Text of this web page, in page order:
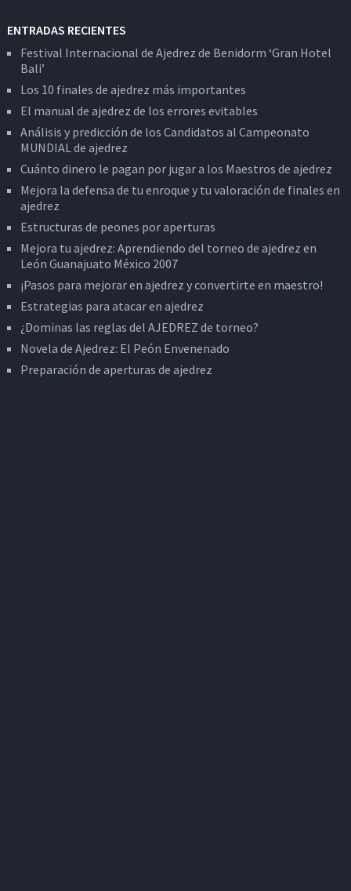
ENTRADAS RECIENTES
Festival Internacional de Ajedrez de Benidorm ‘Gran Hotel
Bali’
Los 10 finales de ajedrez más importantes
El manual de ajedrez de los errores evitables
Análisis y predicción de los Candidatos al Campeonato
MUNDIAL de ajedrez
Cuánto dinero le pagan por jugar a los Maestros de ajedrez
Mejora la defensa de tu enroque y tu valoración de finales en
ajedrez
Estructuras de peones por aperturas
Mejora tu ajedrez: Aprendiendo del torneo de ajedrez en
León Guanajuato México 2007
¡Pasos para mejorar en ajedrez y convertirte en maestro!
Estrategias para atacar en ajedrez
¿Dominas las reglas del AJEDREZ de torneo?
Novela de Ajedrez: El Peón Envenenado
Preparación de aperturas de ajedrez